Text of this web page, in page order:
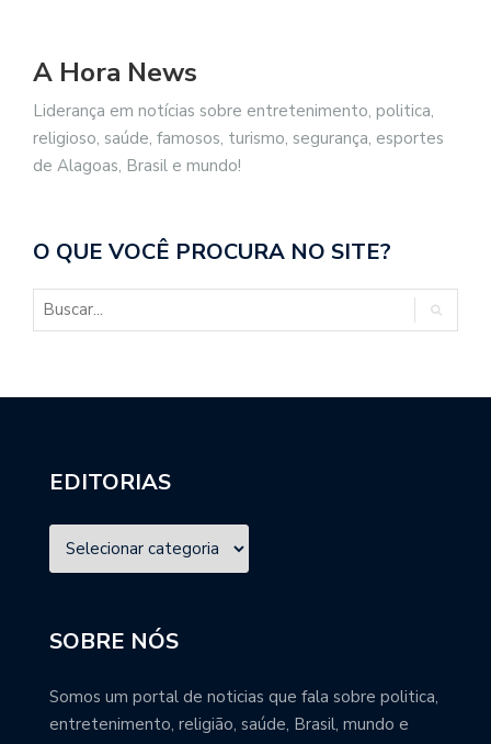
A Hora News
Liderança em notícias sobre entretenimento, politica,
religioso, saúde, famosos, turismo, segurança, esportes
de Alagoas, Brasil e mundo!
O QUE VOCÊ PROCURA NO SITE?
EDITORIAS
SOBRE NÓS
Somos um portal de noticias que fala sobre politica,
entretenimento, religião, saúde, Brasil, mundo e